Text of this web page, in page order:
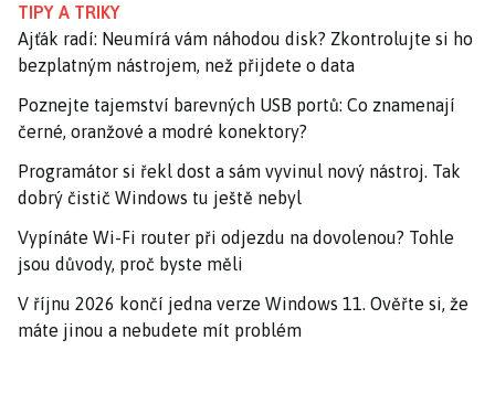
TIPY A TRIKY
Ajťák radí: Neumírá vám náhodou disk? Zkontrolujte si ho
bezplatným nástrojem, než přijdete o data
Poznejte tajemství barevných USB portů: Co znamenají
černé, oranžové a modré konektory?
Programátor si řekl dost a sám vyvinul nový nástroj. Tak
dobrý čistič Windows tu ještě nebyl
Vypínáte Wi-Fi router při odjezdu na dovolenou? Tohle
jsou důvody, proč byste měli
V říjnu 2026 končí jedna verze Windows 11. Ověřte si, že
máte jinou a nebudete mít problém